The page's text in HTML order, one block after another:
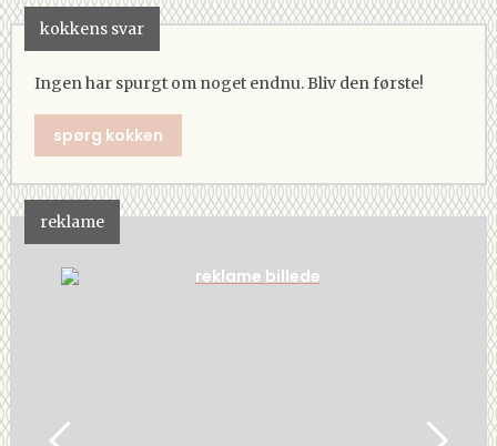
kokkens svar
Ingen har spurgt om noget endnu. Bliv den første!
spørg kokken
reklame